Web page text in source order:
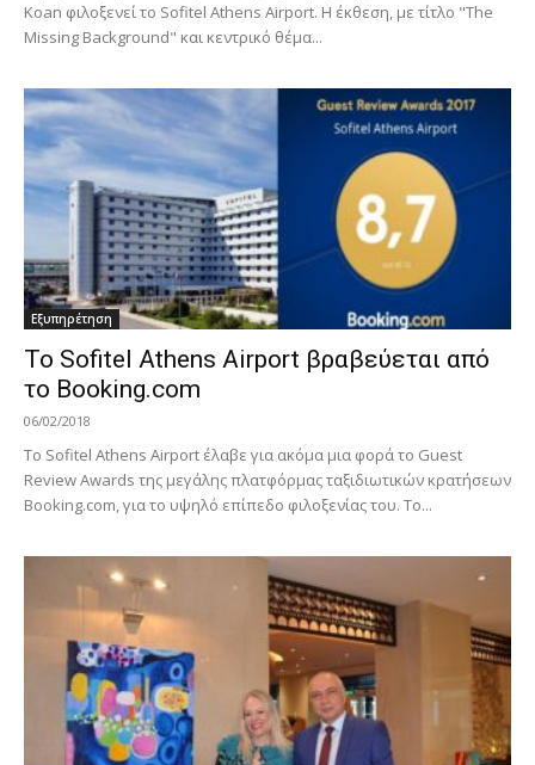
Koan φιλοξενεί το Sofitel Athens Airport. H έκθεση, με τίτλο "The
Missing Background" και κεντρικό θέμα...
Εξυπηρέτηση
Το Sofitel Athens Airport βραβεύεται από
το Booking.com
06/02/2018
Το Sofitel Athens Airport έλαβε για ακόμα μια φορά το Guest
Review Awards της μεγάλης πλατφόρμας ταξιδιωτικών κρατήσεων
Booking.com, για το υψηλό επίπεδο φιλοξενίας του. Το...